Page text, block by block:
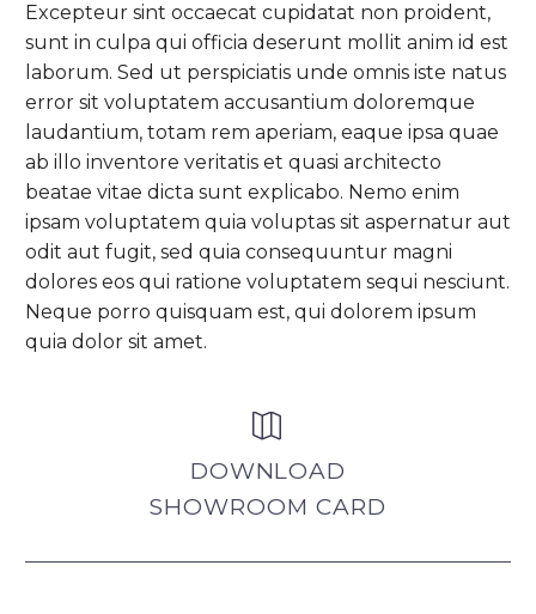
Excepteur sint occaecat cupidatat non proident,
sunt in culpa qui officia deserunt mollit anim id est
laborum. Sed ut perspiciatis unde omnis iste natus
error sit voluptatem accusantium doloremque
laudantium, totam rem aperiam, eaque ipsa quae
ab illo inventore veritatis et quasi architecto
beatae vitae dicta sunt explicabo. Nemo enim
ipsam voluptatem quia voluptas sit aspernatur aut
odit aut fugit, sed quia consequuntur magni
dolores eos qui ratione voluptatem sequi nesciunt.
Neque porro quisquam est, qui dolorem ipsum
quia dolor sit amet.


DOWNLOAD
SHOWROOM CARD